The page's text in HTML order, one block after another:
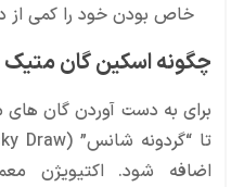
خاص بودن خود را کمی از
چگونه اسکین گان متیک
برای به دست آوردن گان های
اضافه شود. اکتیویژن